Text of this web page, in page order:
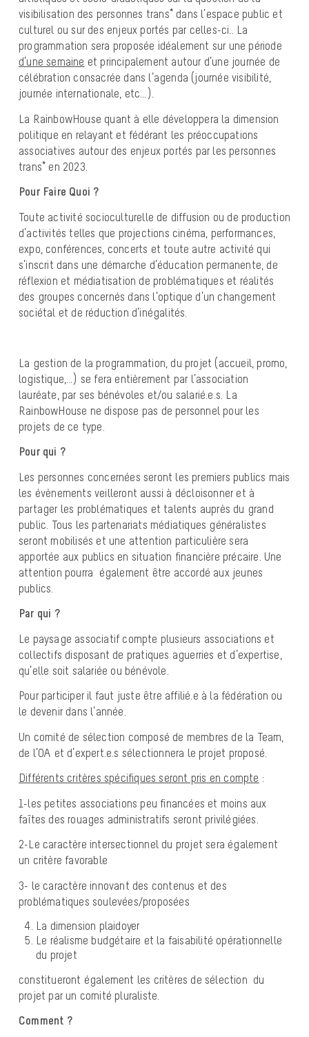
visibilisation des personnes trans* dans l’espace public et
culturel ou sur des enjeux portés par celles-ci.. La
programmation sera proposée idéalement sur une période
d’une semaine et principalement autour d’une journée de
célébration consacrée dans l’agenda (journée visibilité,
journée internationale, etc…).
La RainbowHouse quant à elle développera la dimension
politique en relayant et fédérant les préoccupations
associatives autour des enjeux portés par les personnes
trans* en 2023.
Pour Faire Quoi ?
Toute activité socioculturelle de diffusion ou de production
d’activités telles que projections cinéma, performances,
expo, conférences, concerts et toute autre activité qui
s’inscrit dans une démarche d’éducation permanente, de
réflexion et médiatisation de problématiques et réalités
des groupes concernés dans l’optique d’un changement
sociétal et de réduction d’inégalités.
La gestion de la programmation, du projet (accueil, promo,
logistique,…) se fera entièrement par l’association
lauréate, par ses bénévoles et/ou salarié.e.s. La
RainbowHouse ne dispose pas de personnel pour les
projets de ce type.
Pour qui ?
Les personnes concernées seront les premiers publics mais
les évènements veilleront aussi à décloisonner et à
partager les problématiques et talents auprès du grand
public. Tous les partenariats médiatiques généralistes
seront mobilisés et une attention particulière sera
apportée aux publics en situation financière précaire. Une
attention pourra également être accordé aux jeunes
publics.
Par qui ?
Le paysage associatif compte plusieurs associations et
collectifs disposant de pratiques aguerries et d’expertise,
qu’elle soit salariée ou bénévole.
Pour participer il faut juste être affilié.e à la fédération ou
le devenir dans l’année.
Un comité de sélection composé de membres de la Team,
de l’OA et d’expert.e.s sélectionnera le projet proposé.
Différents critères spécifiques seront pris en compte :
1-les petites associations peu financées et moins aux
faîtes des rouages administratifs seront privilégiées.
2-Le caractère intersectionnel du projet sera également
un critère favorable
3- le caractère innovant des contenus et des
problématiques soulevées/proposées
La dimension plaidoyer
Le réalisme budgétaire et la faisabilité opérationnelle
du projet
constitueront également les critères de sélection du
projet par un comité pluraliste.
Comment ?